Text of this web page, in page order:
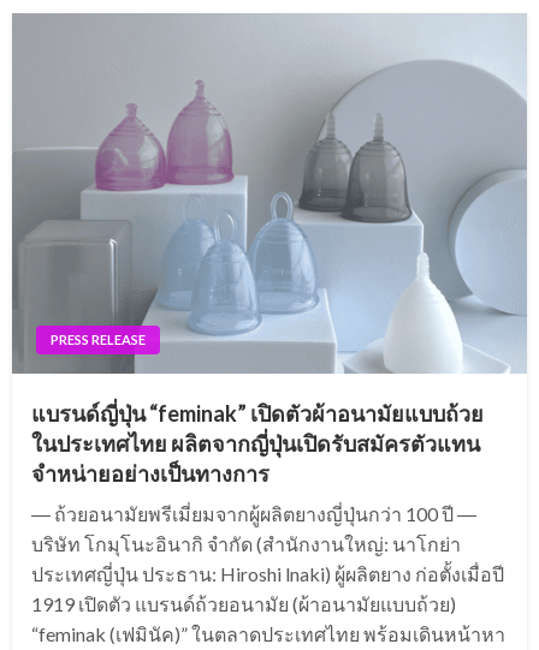
PRESS RELEASE
แบรนด์ญี่ปุ่น “feminak” เปิดตัวผ้าอนามัยแบบถ้วย
ในประเทศไทย ผลิตจากญี่ปุ่นเปิดรับสมัครตัวแทน
จำหน่ายอย่างเป็นทางการ
― ถ้วยอนามัยพรีเมี่ยมจากผู้ผลิตยางญี่ปุ่นกว่า 100 ปี ―
บริษัท โกมุโนะอินากิ จำกัด (สำนักงานใหญ่: นาโกย่า
ประเทศญี่ปุ่น ประธาน: Hiroshi lnaki) ผู้ผลิตยาง ก่อตั้งเมื่อปี
1919 เปิดตัว แบรนด์ถ้วยอนามัย (ผ้าอนามัยแบบถ้วย)
“feminak (เฟมินัค)” ในตลาดประเทศไทย พร้อมเดินหน้าหา